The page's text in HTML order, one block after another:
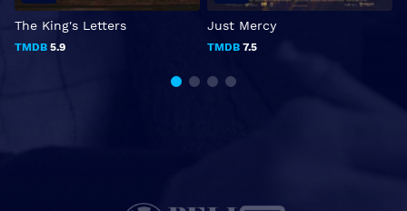
The King's Letters
TMDB 5.9
Just Mercy
TMDB 7.5